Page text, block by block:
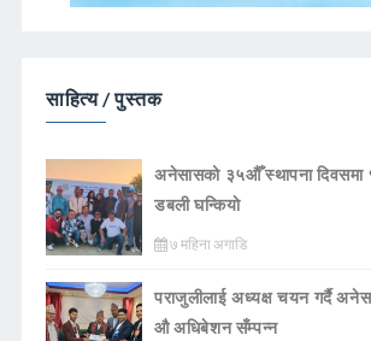
साहित्य / पुस्तक
अनेसासको ३५औँ स्थापना दिवसमा
डबली घन्कियाे
७ महिना अगाडि
पराजुलीलाई अध्यक्ष चयन गर्दै
औ अधिबेशन सँम्पन्न